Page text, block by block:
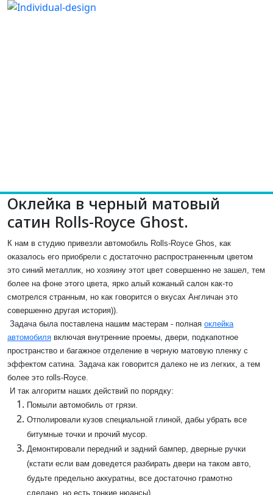
Оклейка в черный матовый
сатин Rolls-Royce Ghost.
К нам в студию привезли автомобиль Rolls-Royce Ghos, как
оказалось его приобрели с достаточно распространенным цветом
это синий металлик, но хозяину этот цвет совершенно не зашел, тем
более на фоне этого цвета, ярко алый кожаный салон как-то
смотрелся странным, но как говорится о вкусах Англичан это
совершенно другая история)).
Задача была поставлена нашим мастерам - полная оклейка
автомобиля включая внутренние проемы, двери, подкапотное
пространство и багажное отделение в черную матовую пленку с
эффектом сатина. Задача как говорится далеко не из легких, а тем
более это rolls-Royce.
И так алгоритм наших действий по порядку:
Помыли автомобиль от грязи.
Отполировали кузов специальной глиной, дабы убрать все
битумные точки и прочий мусор.
Демонтировали передний и задний бампер, дверные ручки
(кстати если вам доведется разбирать двери на таком авто,
будьте предельно аккуратны, все достаточно грамотно
сделано, но есть тонкие нюансы)